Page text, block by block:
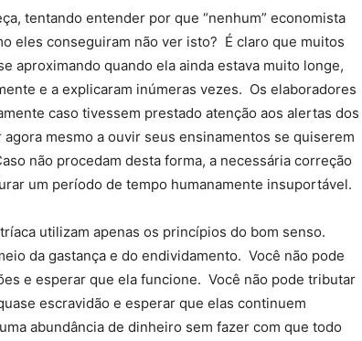
tentando entender por que “nenhum” economista
eles conseguiram não ver isto? É claro que muitos
aproximando quando ela ainda estava muito longe,
e a explicaram inúmeras vezes. Os elaboradores
caso tivessem prestado atenção aos alertas dos
mesmo a ouvir seus ensinamentos se quiserem
não procedam desta forma, a necessária correção
um período de tempo humanamente insuportável.
utilizam apenas os princípios do bom senso.
da gastança e do endividamento. Você não pode
e esperar que ela funcione. Você não pode tributar
escravidão e esperar que elas continuem
abundância de dinheiro sem fazer com que todo